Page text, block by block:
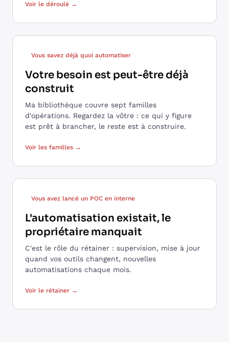
Voir le déroulé →
Vous savez déjà quoi automatiser
Votre besoin est peut-être déjà
construit
Ma bibliothèque couvre sept familles
d'opérations. Regardez la vôtre : ce qui y figure
est prêt à brancher, le reste est à construire.
Voir les familles →
Vous avez lancé un POC en interne
L'automatisation existait, le
propriétaire manquait
C'est le rôle du rétainer : supervision, mise à jour
quand vos outils changent, nouvelles
automatisations chaque mois.
Voir le rétainer →